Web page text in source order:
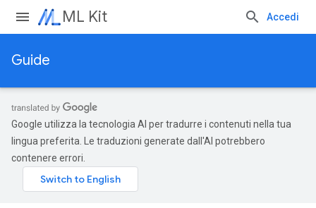
ML Kit Accedi
Guide
Google utilizza la tecnologia AI per tradurre i contenuti nella tua
lingua preferita. Le traduzioni generate dall'AI potrebbero
contenere errori.